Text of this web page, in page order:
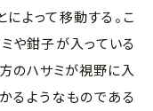
よって移動する。こ
や鉗子が入っている
のハサミが視野に入
るようなものである